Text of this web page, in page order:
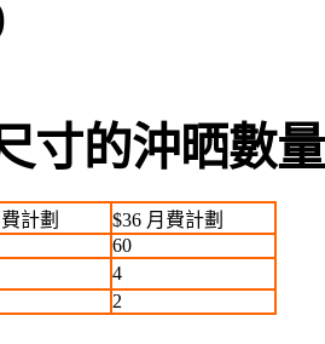
寸的沖晒數量
計劃
$36 月費計劃
60
4
2